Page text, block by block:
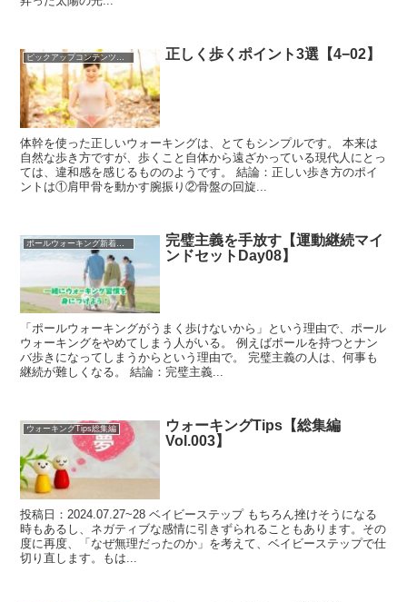
ピックアップコンテンツを集めました！ 正しく歩くポイント3選【4−02】
体幹を使った正しいウォーキングは、とてもシンプルです。 本来は
自然な歩き方ですが、歩くこと自体から遠ざかっている現代人にとっ
ては、違和感を感じるもののようです。 結論：正しい歩き方のポイ
ントは①肩甲骨を動かす腕振り②骨盤の回旋...
ポールウォーキング新着記事
完璧主義を手放す【運動継続マイ
ンドセットDay08】
「ポールウォーキングがうまく歩けないから」という理由で、ポール
ウォーキングをやめてしまう人がいる。 例えばポールを持つとナン
バ歩きになってしまうからという理由で。 完璧主義の人は、何事も
継続が難しくなる。 結論：完璧主義...
ウォーキングTips総集編
ウォーキングTips【総集編
Vol.003】
投稿日：2024.07.27~28 ベイビーステップ もちろん挫けそうになる
時もあるし、ネガティブな感情に引きずられることもあります。その
度に再度、「なぜ無理だったのか」を考えて、ベイビーステップで仕
切り直します。もは...